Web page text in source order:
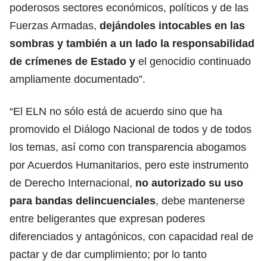
poderosos sectores económicos, políticos y de las
Fuerzas Armadas, dejándoles intocables en las
sombras y también a un lado la responsabilidad
de crímenes de Estado y el genocidio continuado
ampliamente documentado”.
“El ELN no sólo está de acuerdo sino que ha
promovido el Diálogo Nacional de todos y de todos
los temas, así como con transparencia abogamos
por Acuerdos Humanitarios, pero este instrumento
de Derecho Internacional, no autorizado su uso
para bandas delincuenciales, debe mantenerse
entre beligerantes que expresan poderes
diferenciados y antagónicos, con capacidad real de
pactar y de dar cumplimiento; por lo tanto